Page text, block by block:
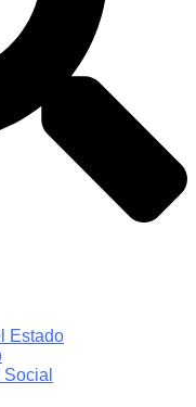
Estado